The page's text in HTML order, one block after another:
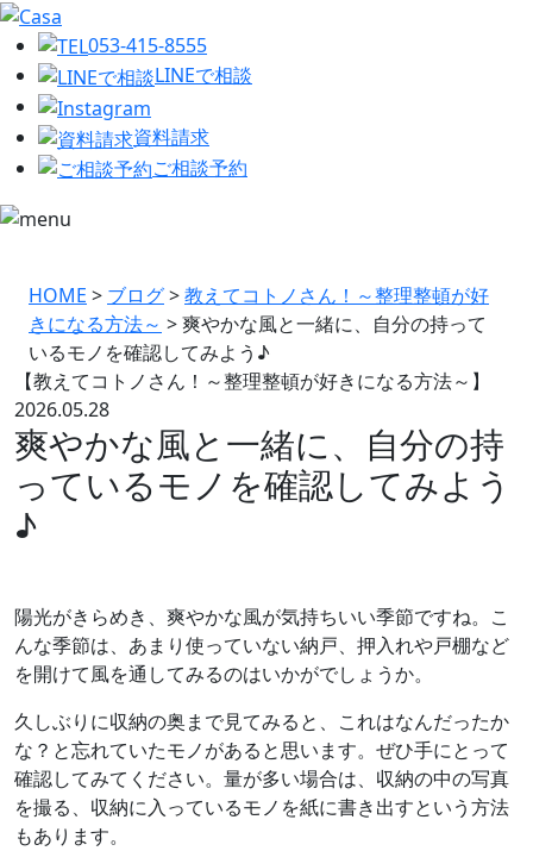
053-415-8555
LINEで相談
資料請求
ご相談予約
HOME > ブログ>教えてコトノさん！～整理整頓が好
きになる方法～ >爽やかな風と一緒に、自分の持って
いるモノを確認してみよう♪
【教えてコトノさん！～整理整頓が好きになる方法～】
2026.05.28
爽やかな風と一緒に、自分の持
っているモノを確認してみよう
♪
陽光がきらめき、爽やかな風が気持ちいい季節ですね。こ
んな季節は、あまり使っていない納戸、押入れや戸棚など
を開けて風を通してみるのはいかがでしょうか。
久しぶりに収納の奥まで見てみると、これはなんだったか
な？と忘れていたモノがあると思います。ぜひ手にとって
確認してみてください。量が多い場合は、収納の中の写真
を撮る、収納に入っているモノを紙に書き出すという方法
もあります。